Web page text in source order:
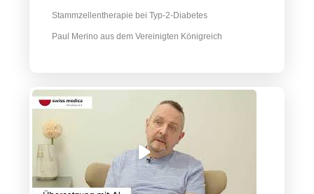
Stammzellentherapie bei Typ-2-Diabetes
Paul Merino aus dem Vereinigten Königreich